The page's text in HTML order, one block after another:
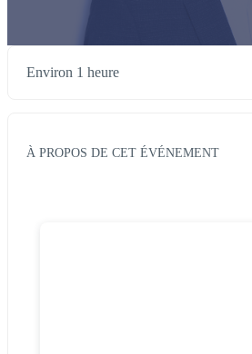
Environ 1 heure
À PROPOS DE CET ÉVÉNEMENT